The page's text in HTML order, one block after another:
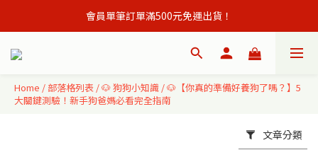
會員單筆訂單滿500元免運出貨！
會員單筆訂單滿500元免運出貨！
註冊會員立即贈購物金50元,現領現買 ！
會員單筆訂單滿500元免運出貨！
Home / 部落格列表 /🐶 狗狗小知識 /🐶【你真的準備好養狗了嗎？】5
大關鍵測驗！新手狗爸媽必看完全指南
文章分類